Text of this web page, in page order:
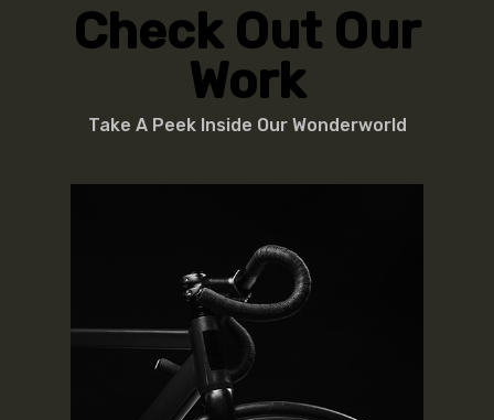
Check Out Our
Work
Take A Peek Inside Our Wonderworld